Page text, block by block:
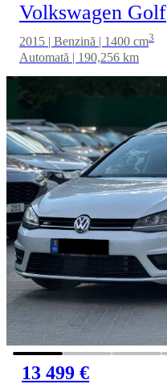
Volkswagen Golf
2015 | Benzină | 1400 cm3
Automată | 190,256 km
13 499 €